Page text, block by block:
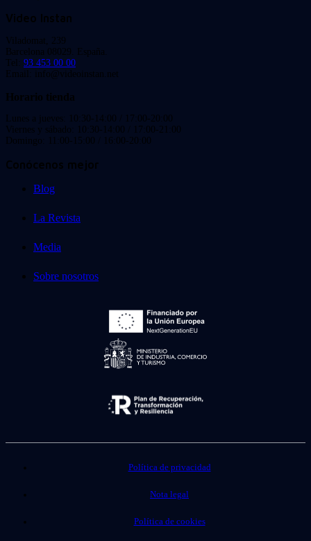
Video Instan
Viladomat, 239
Barcelona 08029. España.
Tel: 93 453 00 00
Email: info@videoinstan.net
Horario tienda
Lunes a jueves: 10:30-14:00 / 17:00-20:00
Viernes y sábado: 10:30-14:00 / 17:00-21:00
Domingo: 11:00-15:00 / 16:00-20:00
Conócenos mejor
Blog
La Revista
Media
Sobre nosotros
Política de privacidad
Nota legal
Política de cookies